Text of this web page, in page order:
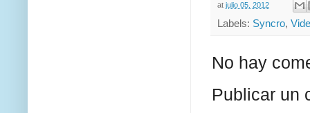
at julio 05, 2012
Labels: Syncro,
No hay
Publicar un